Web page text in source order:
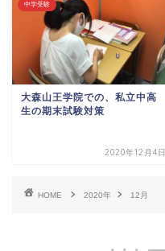
中学受験
大森山王学院での、私立中高
生の期末試験対策
2020年12月4日
HOME 2020年 12月